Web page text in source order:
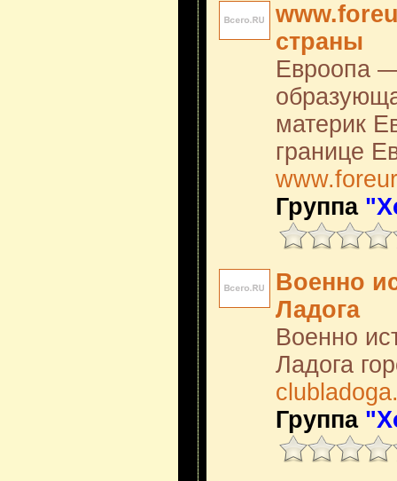
страны
Евроопа
материк
границе
Группа
Военно
Ладога
Военно
Ладога
Группа